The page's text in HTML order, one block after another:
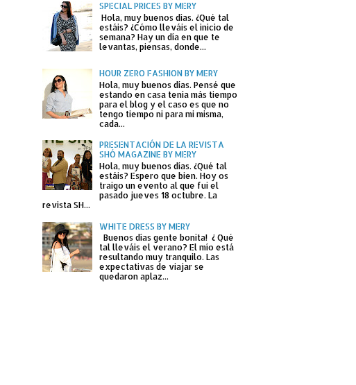
SPECIAL PRICES BY MERY
Hola, muy buenos días. ¿Qué tal
estáis? ¿Cómo lleváis el inicio de
semana? Hay un día en que te
levantas, piensas, donde...
HOUR ZERO FASHION BY MERY
Hola, muy buenos días. Pensé que
estando en casa tenía más tiempo
para el blog y el caso es que no
tengo tiempo ni para mi misma,
cada...
PRESENTACIÓN DE LA REVISTA
SHÓ MAGAZINE BY MERY
Hola, muy buenos días. ¿Qué tal
estáis? Espero que bien. Hoy os
traigo un evento al que fui el
pasado jueves 18 octubre. La
revista SH...
WHITE DRESS BY MERY
Buenos días gente bonita! ¿ Qué
tal lleváis el verano? El mío está
resultando muy tranquilo. Las
expectativas de viajar se
quedaron aplaz...